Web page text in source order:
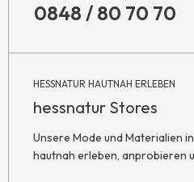
0848 / 80 70 70
HESSNATUR HAUTNAH ERLEBEN
hessnatur Stores
Unsere Mode und Materialien
hautnah erleben, anprobieren